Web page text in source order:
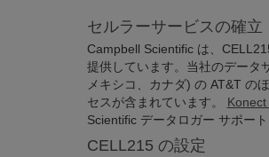
セルラーサービスの確立
Campbell Scientific は、
提供しています。当社のデータ
メキシコ、カナダ) の AT&T の
セスが含まれています。
Scientific データロガー サポー
CELL215 の設定